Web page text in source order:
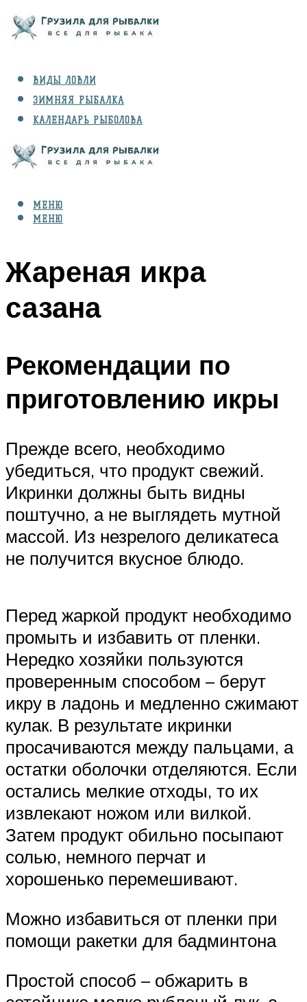
ВИДЫ ЛОВЛИ
ЗИМНЯЯ РЫБАЛКА
КАЛЕНДАРЬ РЫБОЛОВА
СНАРЯЖЕНИЕ
МЕНЮ
МЕНЮ
Жареная икра
сазана
Рекомендации по
приготовлению икры
Прежде всего, необходимо
убедиться, что продукт свежий.
Икринки должны быть видны
поштучно, а не выглядеть мутной
массой. Из незрелого деликатеса
не получится вкусное блюдо.
Перед жаркой продукт необходимо
промыть и избавить от пленки.
Нередко хозяйки пользуются
проверенным способом – берут
икру в ладонь и медленно сжимают
кулак. В результате икринки
просачиваются между пальцами, а
остатки оболочки отделяются. Если
остались мелкие отходы, то их
извлекают ножом или вилкой.
Затем продукт обильно посыпают
солью, немного перчат и
хорошенько перемешивают.
Можно избавиться от пленки при
помощи ракетки для бадминтона
Простой способ – обжарить в